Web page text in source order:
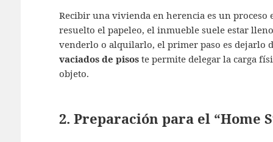
Recibir una vivienda en herencia es un
resuelto el papeleo, el inmueble suele estar
venderlo o alquilarlo, el primer paso es dejarlo
vaciados de pisoste permite delegar la carga
objeto.
2. Preparación para el “Home